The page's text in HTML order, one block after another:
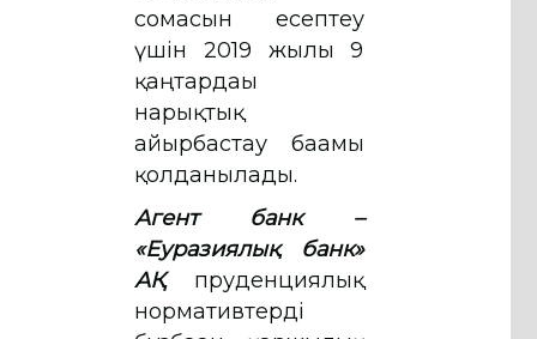
сомасын есептеу
үшін 2019 жылғы 9
қаңтардағы
нарықтық
айырбастау бағамы
қолданылады.
Агент банк –
«Еуразиялық банк»
АҚ
пруденциялық
нормативтерді